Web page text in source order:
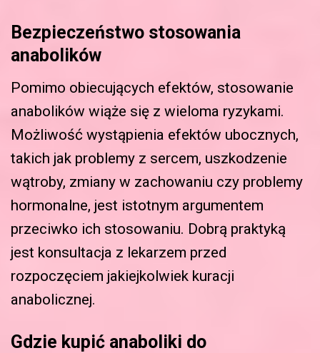
Bezpieczeństwo stosowania
anabolików
Pomimo obiecujących efektów, stosowanie
anabolików wiąże się z wieloma ryzykami.
Możliwość wystąpienia efektów ubocznych,
takich jak problemy z sercem, uszkodzenie
wątroby, zmiany w zachowaniu czy problemy
hormonalne, jest istotnym argumentem
przeciwko ich stosowaniu. Dobrą praktyką
jest konsultacja z lekarzem przed
rozpoczęciem jakiejkolwiek kuracji
anabolicznej.
Gdzie kupić anaboliki do